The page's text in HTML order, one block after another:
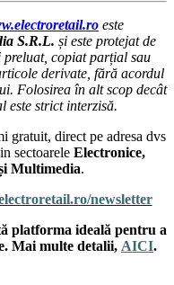
este
S.R.L. și este protejat de
preluat, copiat parțial sau
derivate, fără acordul
Folosirea în alt scop decât
este strict interzisă.
gratuit, direct pe adresa dvs
sectoarele Electronice,
Multimedia.
newsletter
platforma ideală pentru a
Mai multe detalii, AICI.